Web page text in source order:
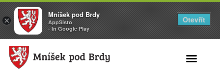
×
Mníšek pod Brdy
AppSisto
- In Google Play
Otevřít